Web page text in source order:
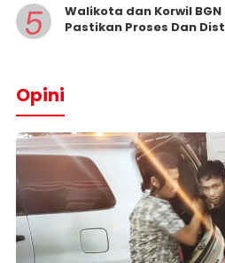
5
Walikota dan Korwil BGN
Pastikan Proses Dan
Opini